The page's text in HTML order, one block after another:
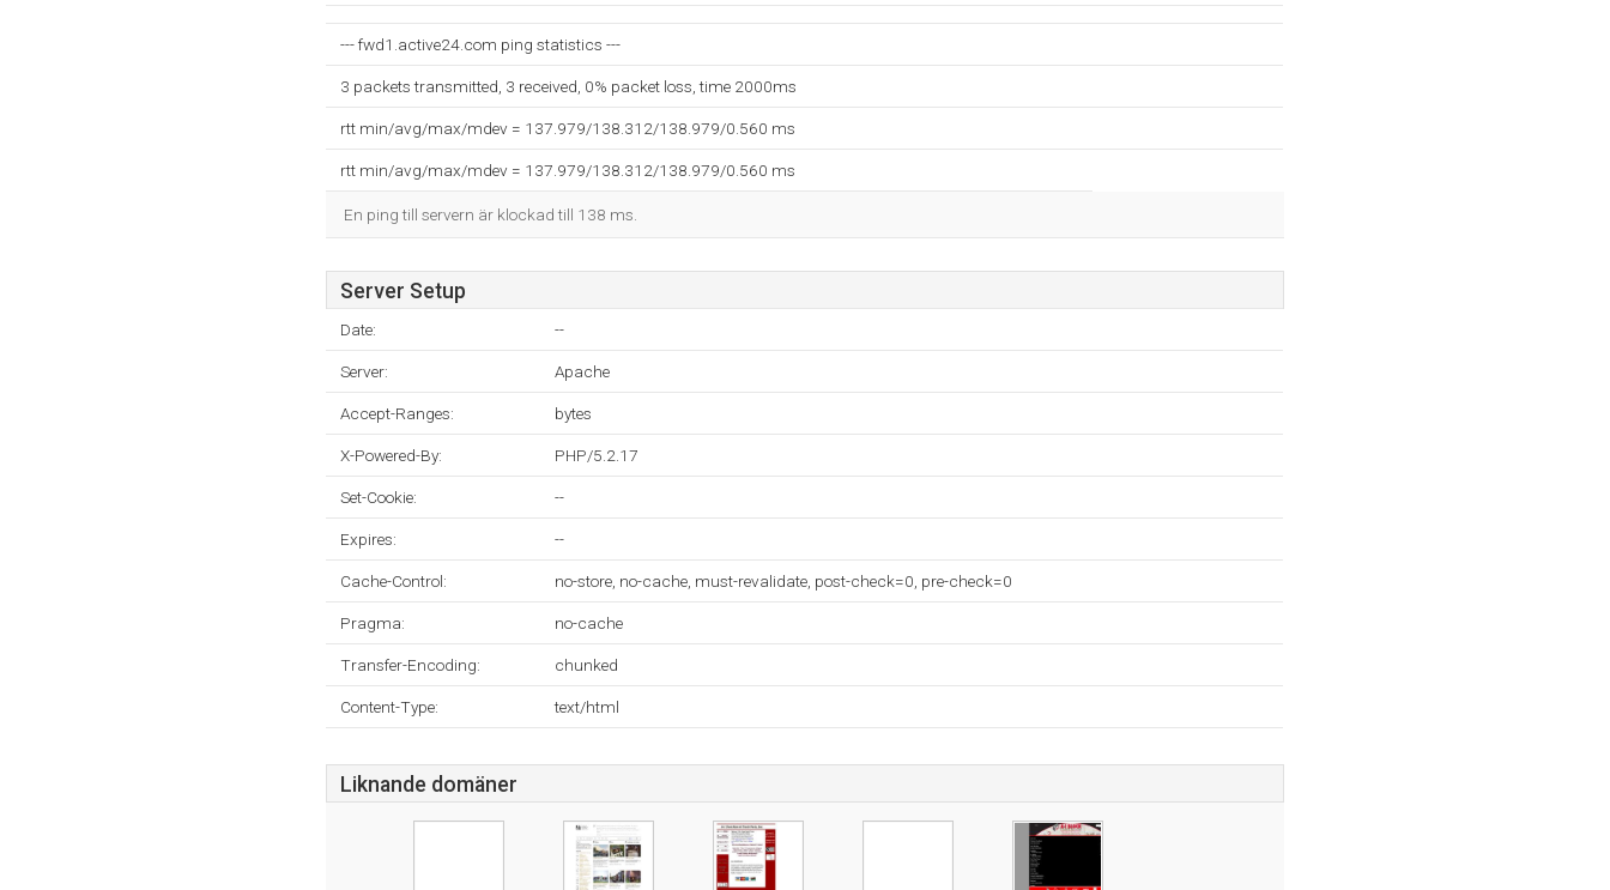
--- fwd1.active24.com ping statistics ---
3 packets transmitted, 3 received, 0% packet loss, time 2000ms
rtt min/avg/max/mdev = 137.979/138.312/138.979/0.560 ms
rtt min/avg/max/mdev = 137.979/138.312/138.979/0.560 ms
En ping till servern är klockad till 138 ms.
Server Setup
Date: --
Server: Apache
Accept-Ranges: bytes
X-Powered-By: PHP/5.2.17
Set-Cookie: --
Expires: --
Cache-Control: no-store, no-cache, must-revalidate, post-check=0, pre-check=0
Pragma: no-cache
Transfer-Encoding: chunked
Content-Type: text/html
Liknande domäner